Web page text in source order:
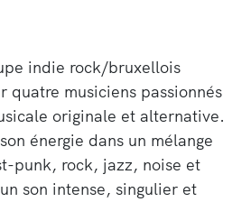
indie rock/bruxellois
quatre musiciens passionnés
originale et alternative.
énergie dans un mélange
punk, rock, jazz, noise et
son intense, singulier et